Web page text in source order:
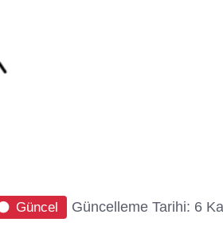
Güncel Güncelleme Tarihi: 6